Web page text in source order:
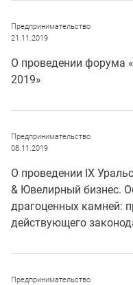
Предпринимательство
21.11.2019
О проведении форума
2019»
Предпринимательство
08.11.2019
О проведении IX
& Ювелирный бизнес.
драгоценных камней:
действующего
Предпринимательство